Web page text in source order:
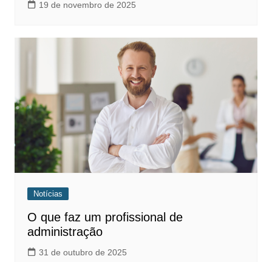
19 de novembro de 2025
Notícias
O que faz um profissional de
administração
31 de outubro de 2025